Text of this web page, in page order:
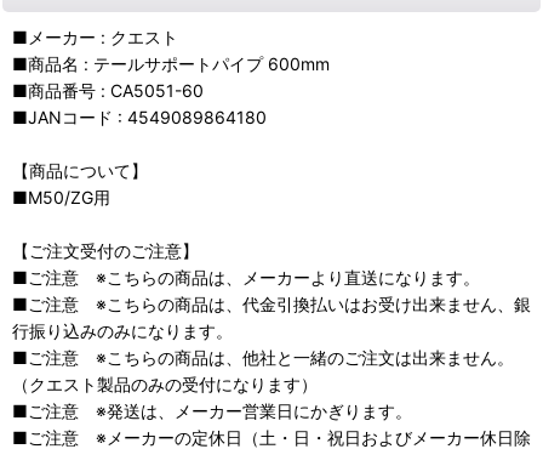
■メーカー : クエスト
■商品名 : テールサポートパイプ 600mm
■商品番号 : CA5051-60
■JANコード : 4549089864180
【商品について】
■M50/ZG用
【ご注文受付のご注意】
■ご注意 ※こちらの商品は、メーカーより直送になります。
■ご注意 ※こちらの商品は、代金引換払いはお受け出来ません、銀
行振り込みのみになります。
■ご注意 ※こちらの商品は、他社と一緒のご注文は出来ません。
（クエスト製品のみの受付になります）
■ご注意 ※発送は、メーカー営業日にかぎります。
■ご注意 ※メーカーの定休日（土・日・祝日およびメーカー休日除